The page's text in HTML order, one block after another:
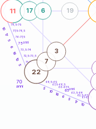
70
anni
61-62,5
62,5-63,5
63,5-64
66-67,5
67,5-68,5
68,5-69
71-72,5
72,5-73,5
73,5-74
76-77,5
77,5-78,5
78,5-79
10
17
5
6
16
10
5
5
10
16
6
5
17
10
11
22
17 6 19
7
3
65anni
75anni